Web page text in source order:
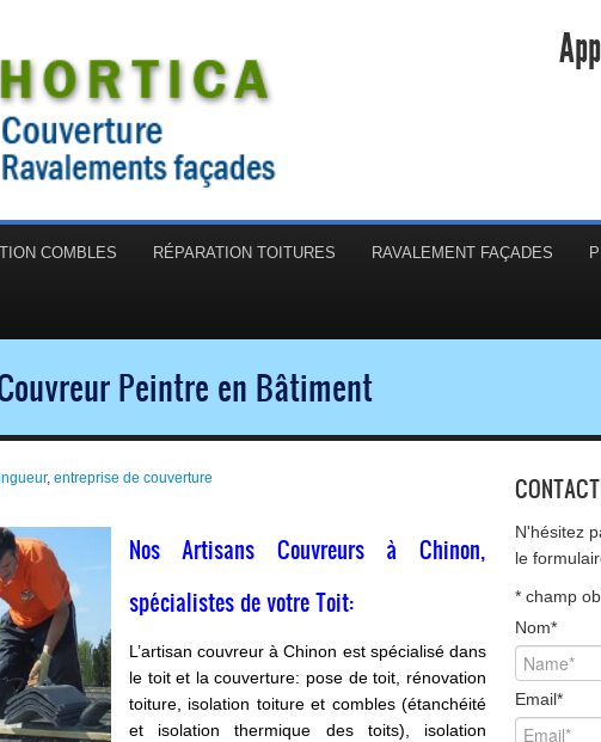
COMBLES RÉPARATION TOITURES RAVALEMENT FAÇADES
Peintre en Bâtiment
, entreprise de couverture
Nos Artisans Couvreurs à Chinon,
spécialistes de votre Toit:
L’artisan couvreur à Chinon est spécialisé dans
le toit et la couverture: pose de toit, rénovation
toiture, isolation toiture et combles (étanchéité
et isolation thermique des toits), isolation
N'hésitez
le
* champ
Nom*
Email*